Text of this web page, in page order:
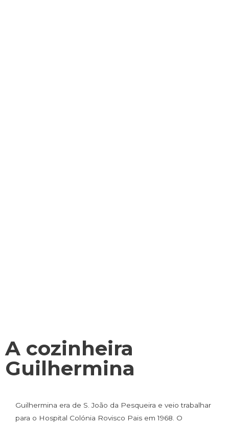
A cozinheira
Guilhermina
Guilhermina era de S. João da Pesqueira e veio trabalhar
para o Hospital Colónia Rovisco Pais em 1968. O